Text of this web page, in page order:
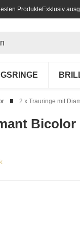
Produkte Exklusiv
2 x Trauringe mit
Bicolor